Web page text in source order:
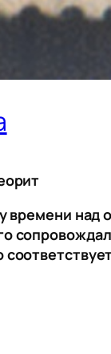
времени